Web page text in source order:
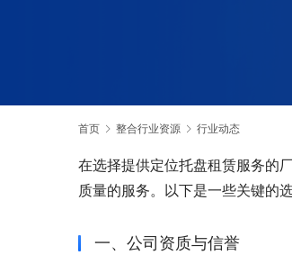
首页 整合行业资源 行业动态
在选择提供定位托盘租赁服务的
质量的服务。以下是一些关键的
一、公司资质与信誉